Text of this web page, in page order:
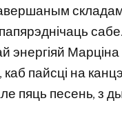
энергіяй
пайсці на
пяць песень, з